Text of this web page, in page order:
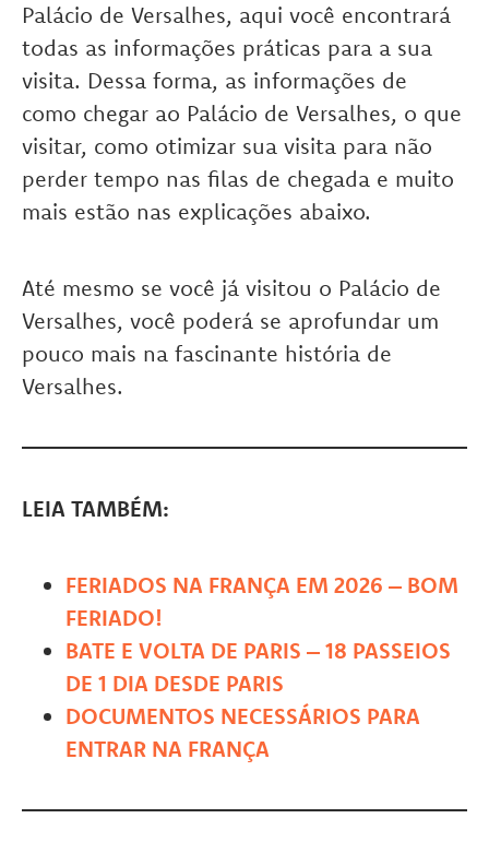
Palácio de Versalhes, aqui você encontrará
todas as informações práticas para a sua
visita. Dessa forma, as informações de
como chegar ao Palácio de Versalhes, o que
visitar, como otimizar sua visita para não
perder tempo nas filas de chegada e muito
mais estão nas explicações abaixo.
Até mesmo se você já visitou o Palácio de
Versalhes, você poderá se aprofundar um
pouco mais na fascinante história de
Versalhes.
LEIA TAMBÉM:
FERIADOS NA FRANÇA EM 2026 – BOM
FERIADO!
BATE E VOLTA DE PARIS – 18 PASSEIOS
DE 1 DIA DESDE PARIS
DOCUMENTOS NECESSÁRIOS PARA
ENTRAR NA FRANÇA